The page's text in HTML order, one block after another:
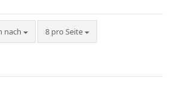
nach
nach 8 pro Seite
pro Seite